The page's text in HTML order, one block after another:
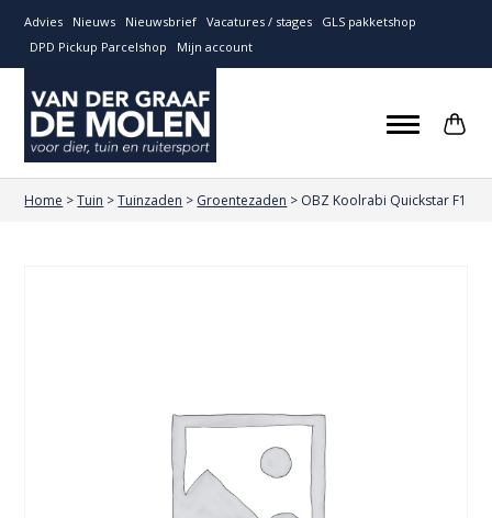
Advies Nieuws Nieuwsbrief Vacatures / stages
GLS pakketshop
DPD Pickup Parcelshop
Mijn account
Home >Tuin >Tuinzaden > Groentezaden > OBZ Koolrabi Quickstar F1